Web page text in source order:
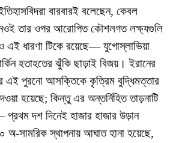
বারবারই বলেছেন, কেবল
তার ওপর আরোপিত কৌশলগত লক্ষ্যগুলি
এই ধারণা টিকে রয়েছে— যুগোস্লাভিয়া
হতাহতের ঝুঁকি ছাড়াই বিজয়। ইরানের
এর এই পুরনো আসক্তিকে কৃত্রিম বুদ্ধিমত্তার
হয়েছে; কিন্তু এর অন্তর্নিহিত তাড়নাটি
দশ দিনেই হাজার হাজার উড়ান
অ-সামরিক স্থাপনায় আঘাত হানা হয়েছে,